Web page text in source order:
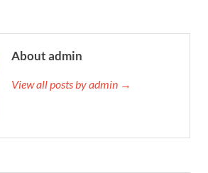
About admin
View all posts by admin →